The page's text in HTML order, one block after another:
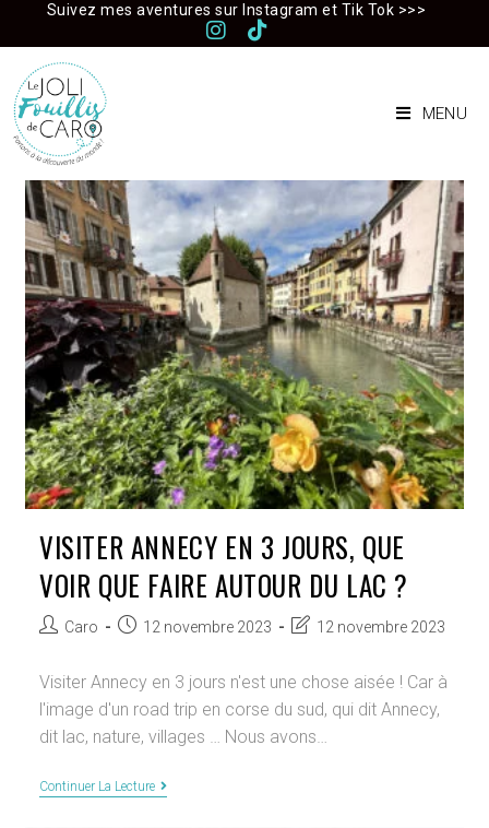
Suivez mes aventures sur Instagram et Tik Tok >>>
MENU
VISITER ANNECY EN 3 JOURS, QUE
VOIR QUE FAIRE AUTOUR DU LAC ?
Auteur/autrice
publication :
Caro
Publication
12 novembre 2023
Dernière
la
publication :
12 novembre 2023
Visiter Annecy en 3 jours n'est une chose aisée ! Car à
l'image d'un road trip en corse du sud, qui dit Annecy,
dit lac, nature, villages … Nous avons…
Continuer La LectureVisiter